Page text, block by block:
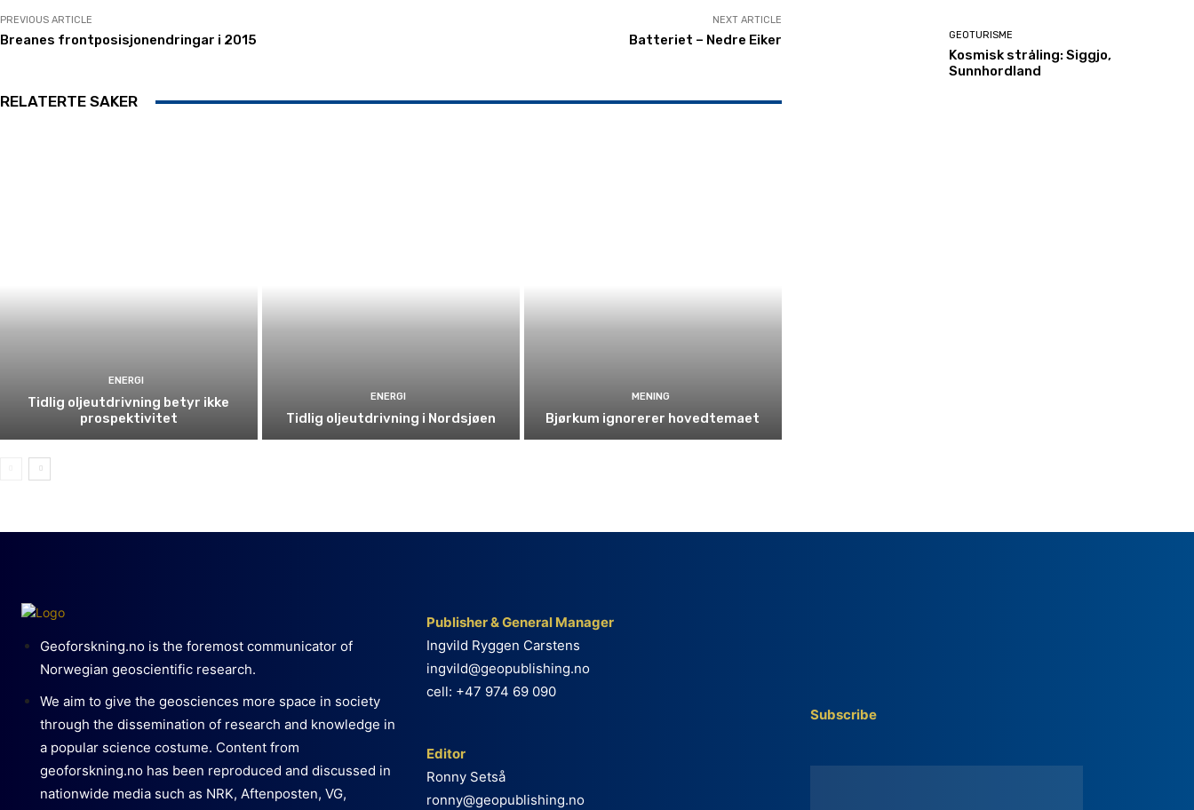
PREVIOUS ARTICLE
Breanes frontposisjonendringar i 2015
NEXT ARTICLE
Batteriet – Nedre Eiker
RELATERTE SAKER
ENERGI
Tidlig oljeutdrivning betyr ikke
prospektivitet
ENERGI
Tidlig oljeutdrivning i Nordsjøen
MENING
Bjørkum ignorerer hovedtemaet
GEOTURISME
Kosmisk stråling: Siggjo,
Sunnhordland
Geoforskning.no is the foremost communicator of
Norwegian geoscientific research.
We aim to give the geosciences more space in society
through the dissemination of research and knowledge in
a popular science costume. Content from
geoforskning.no has been reproduced and discussed in
nationwide media such as NRK, Aftenposten, VG,
Publisher & General Manager
Ingvild Ryggen Carstens
ingvild@geopublishing.no
cell: +47 974 69 090
Editor
Ronny Setså
ronny@geopublishing.no
Subscribe